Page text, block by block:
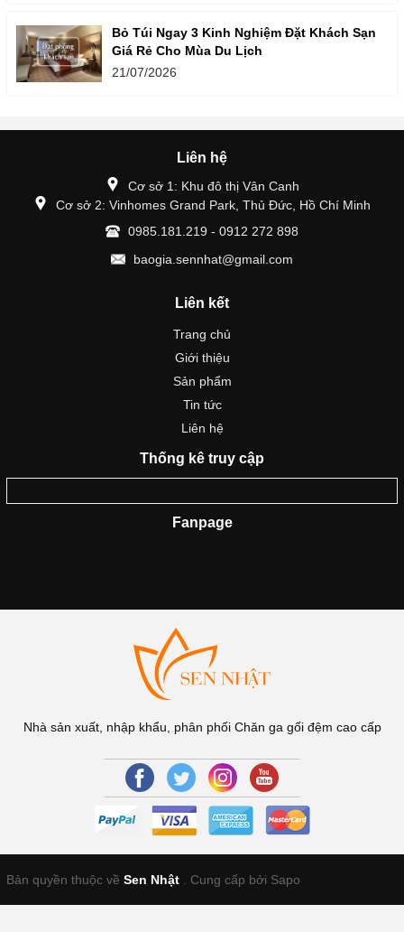
Bỏ Túi Ngay 3 Kinh Nghiệm Đặt Khách Sạn
Giá Rẻ Cho Mùa Du Lịch
21/07/2026
Liên hệ
Cơ sở 1: Khu đô thị Vân Canh
Cơ sở 2: Vinhomes Grand Park, Thủ Đức, Hồ Chí Minh
0985.181.219 - 0912 272 898
baogia.sennhat@gmail.com
Liên kết
Trang chủ
Giới thiệu
Sản phẩm
Tin tức
Liên hệ
Thống kê truy cập
Fanpage
Nhà sản xuất, nhập khẩu, phân phối Chăn ga gối đệm cao cấp
Bản quyền thuộc về Sen Nhật Cung cấp bởi Sapo